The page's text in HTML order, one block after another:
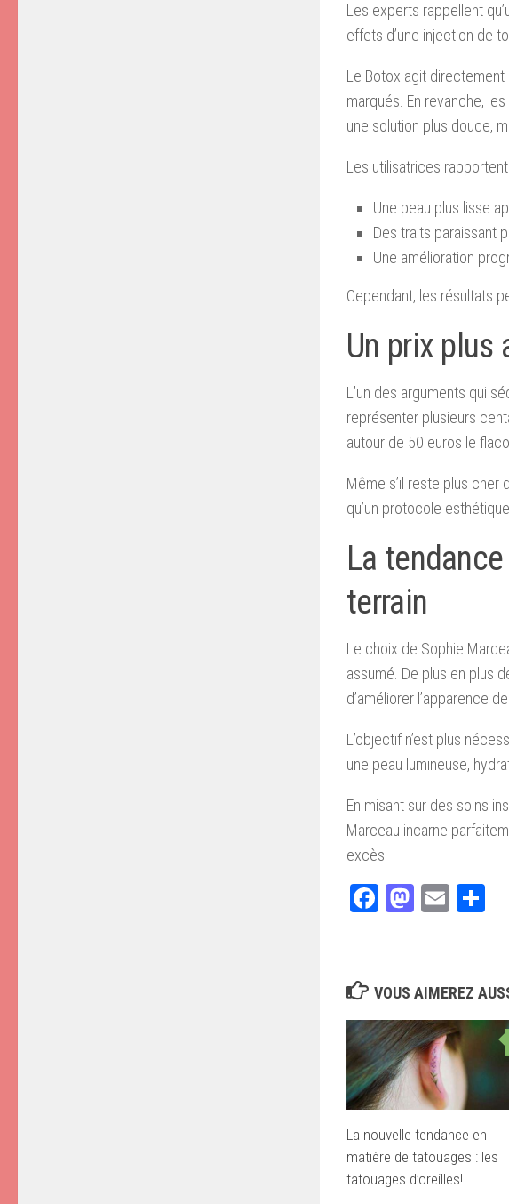
Les experts rappellent
effets d’une injection de
Le Botox agit directement
marqués. En revanche,
une solution plus douce,
Les utilisatrices
Une peau plus lisse
Des traits paraissant
Une amélioration
Cependant, les résultats
Un prix
L’un des arguments qui
représenter plusieurs
autour de 50 euros le
Même s’il reste plus cher
qu’un protocole
La
terrain
Le choix de Sophie
assumé. De plus en plus
d’améliorer l’apparence
L’objectif n’est plus
une peau lumineuse,
En misant sur des soins
Marceau incarne
excès.
Facebook
Mastodon
Email
VOUS AIMEREZ
La nouvelle tendance en
matière de tatouages : les
tatouages d’oreilles!